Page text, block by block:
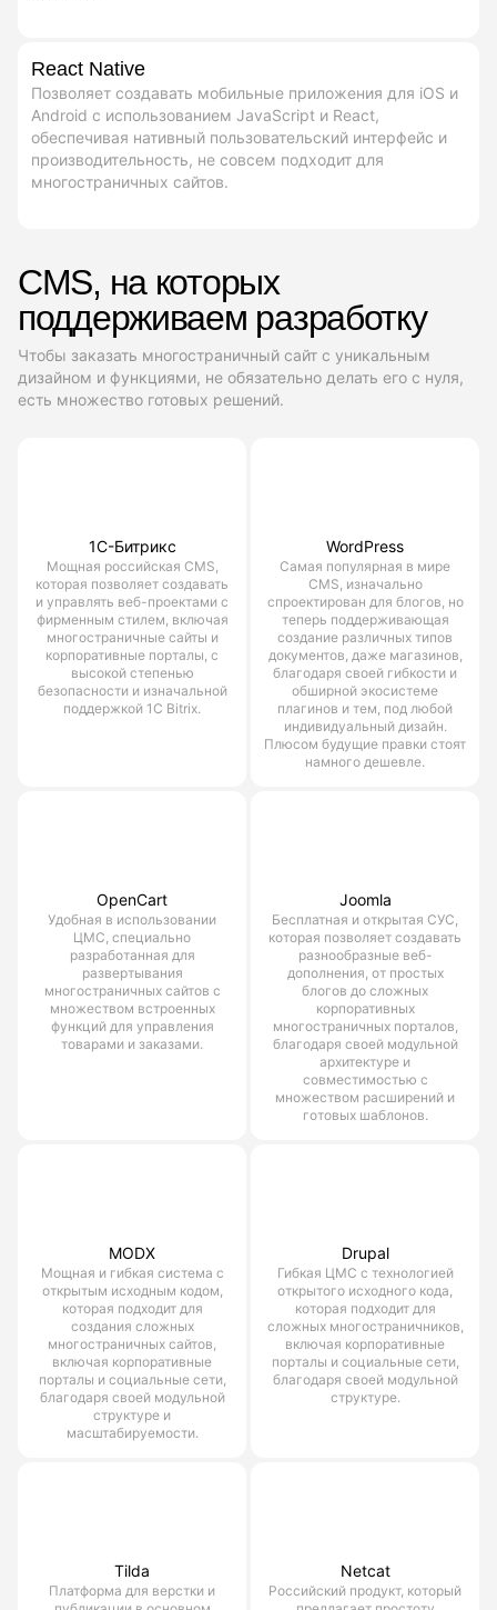
React Native
Позволяет создавать мобильные приложения для iOS и
Android с использованием JavaScript и React,
обеспечивая нативный пользовательский интерфейс и
производительность, не совсем подходит для
многостраничных сайтов.
CMS, на которых
поддерживаем разработку
Чтобы заказать многостраничный сайт с уникальным
дизайном и функциями, не обязательно делать его с нуля,
есть множество готовых решений.
1С-Битрикс
Мощная российская CMS,
которая позволяет создавать
и управлять веб-проектами с
фирменным стилем, включая
многостраничные сайты и
корпоративные порталы, с
высокой степенью
безопасности и изначальной
поддержкой 1С Bitrix.
WordPress
Самая популярная в мире
CMS, изначально
спроектирован для блогов, но
теперь поддерживающая
создание различных типов
документов, даже магазинов,
благодаря своей гибкости и
обширной экосистеме
плагинов и тем, под любой
индивидуальный дизайн.
Плюсом будущие правки стоят
намного дешевле.
OpenCart
Удобная в использовании
ЦМС, специально
разработанная для
развертывания
многостраничных сайтов с
множеством встроенных
функций для управления
товарами и заказами.
Joomla
Бесплатная и открытая СУС,
которая позволяет создавать
разнообразные веб-
дополнения, от простых
блогов до сложных
корпоративных
многостраничных порталов,
благодаря своей модульной
архитектуре и
совместимостью с
множеством расширений и
готовых шаблонов.
MODX
Мощная и гибкая система с
открытым исходным кодом,
которая подходит для
создания сложных
многостраничных сайтов,
включая корпоративные
порталы и социальные сети,
благодаря своей модульной
структуре и
масштабируемости.
Drupal
Гибкая ЦМС с технологией
открытого исходного кода,
которая подходит для
сложных многостраничников,
включая корпоративные
порталы и социальные сети,
благодаря своей модульной
структуре.
Tilda
Платформа для верстки и
Netcat
Российский продукт, который